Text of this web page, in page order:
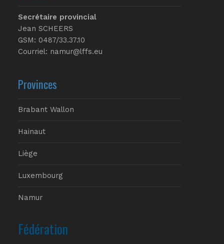
Secrétaire provincial
Jean SCHEERS
GSM: 0487/33.37.10
Courriel: namur@lffs.eu
Provinces
Brabant Wallon
Hainaut
Liège
Luxembourg
Namur
Fédération